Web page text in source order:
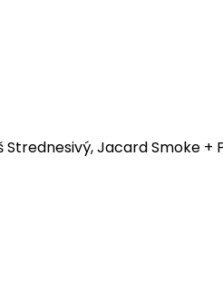
Jacard Smoke +